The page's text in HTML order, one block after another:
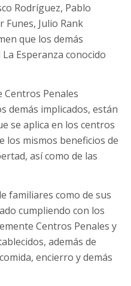
Rodríguez, Pablo
Funes, Julio Rank
que los demás
Esperanza conocido
Centros Penales
demás implicados, están
se aplica en los centros
los mismos beneficios de
así como de las
familiares como de sus
cumpliendo con los
Centros Penales y
además de
encierro y demás